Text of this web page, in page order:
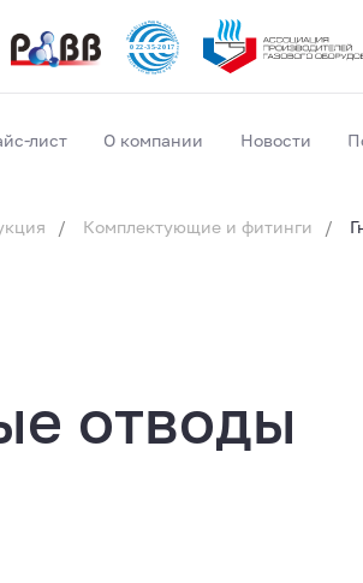
лист О компании Новости
/ Комплектующие и фитинги /
отводы